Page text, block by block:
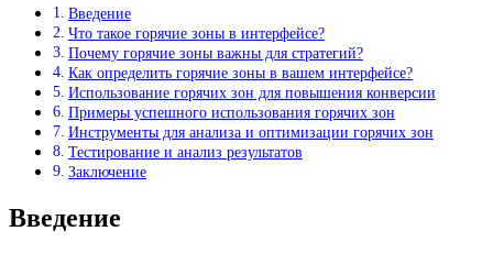
Введение
Что такое горячие зоны в интерфейсе?
Почему горячие зоны важны для стратегий?
Как определить горячие зоны в вашем интерфейсе?
Использование горячих зон для повышения конверсии
Примеры успешного использования горячих зон
Инструменты для анализа и оптимизации горячих зон
Тестирование и анализ результатов
Заключение
Введение